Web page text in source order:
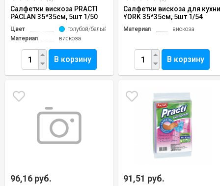
Салфетки вискоза PRACTI
PACLAN 35*35см, 5шт 1/50
Цвет
голубой/белый
Материал
вискоза
В корзину
Салфетки вискоза для
YORK 35*35см, 5шт 1/54
Материал вискоза
В корзину
96,16 руб. 91,51 руб.